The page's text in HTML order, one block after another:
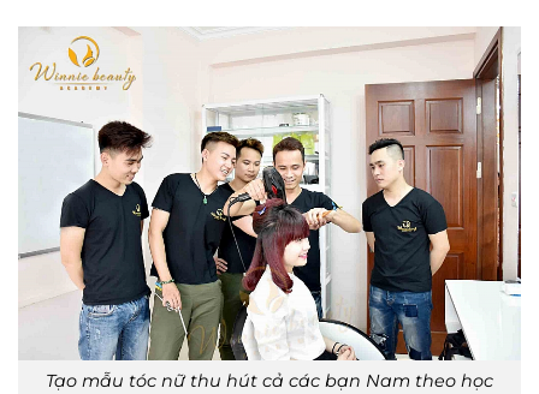
Tạo mẫu tóc nữ thu hút cả các bạn Nam theo học